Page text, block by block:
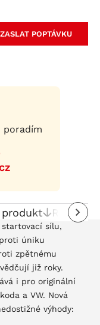
ZASLAT POPTÁVKU
poradím
produkt Recenze
sílu,
úniku
zpětnému
již roky.
i pro originální
a VW. Nová
výhody: